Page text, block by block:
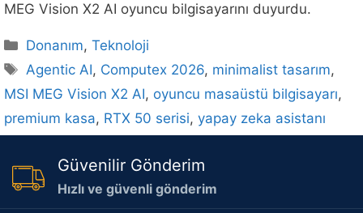
MEG Vision X2 AI oyuncu bilgisayarını duyurdu.
Kategoriler
Donanım,Teknoloji
Etiketler
Agentic AI, Computex 2026, minimalist tasarım,
MSI MEG Vision X2 AI, oyuncu masaüstü bilgisayarı,
premium kasa, RTX 50 serisi, yapay zeka asistanı
Güvenilir Gönderim
Hızlı ve güvenli gönderim